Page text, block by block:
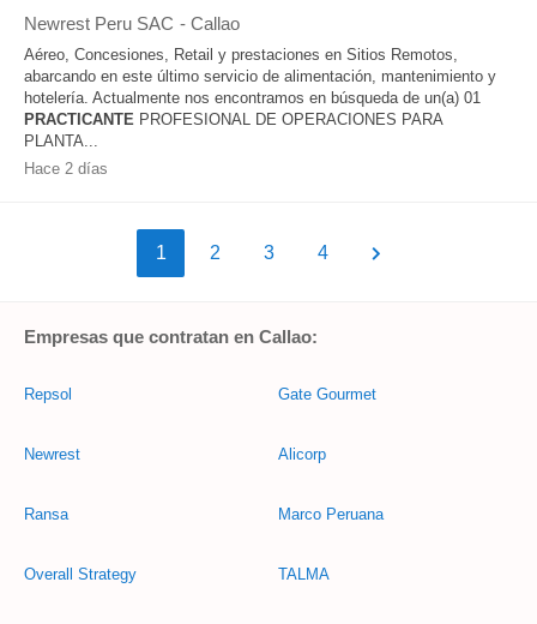
Newrest Peru SAC - Callao
Aéreo, Concesiones, Retail y prestaciones en Sitios Remotos,
abarcando en este último servicio de alimentación, mantenimiento y
hotelería. Actualmente nos encontramos en búsqueda de un(a) 01
PRACTICANTE PROFESIONAL DE OPERACIONES PARA
PLANTA...
Hace 2 días
1 2 3 4
Empresas que contratan en Callao:
Repsol
Newrest
Ransa
Overall Strategy
Gate Gourmet
Alicorp
Marco Peruana
TALMA